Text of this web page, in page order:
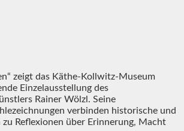
zeigt das Käthe-Kollwitz-Museum
Einzelausstellung des
Rainer Wölzl. Seine
verbinden historische und
Reflexionen über Erinnerung, Macht